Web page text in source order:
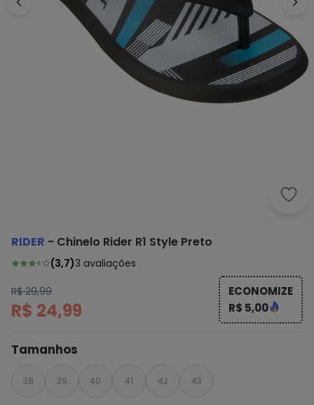
RIDER - Chinelo Rider R1 Style Preto
(3,7)3 avaliações
R$ 29,99
R$ 24,99
ECONOMIZE
R$ 5,00
Tamanhos
38 39 40 41 42 43